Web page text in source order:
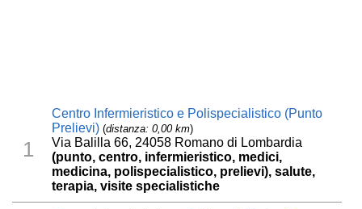
1
Centro Infermieristico e Polispecialistico (Punto
Prelievi) (distanza: 0,00 km)
Via Balilla 66, 24058 Romano di Lombardia
(punto, centro, infermieristico, medici,
medicina, polispecialistico, prelievi), salute,
terapia, visite specialistiche